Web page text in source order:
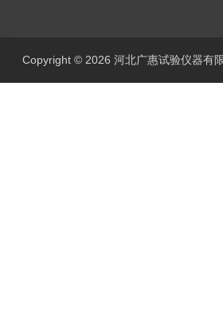
Copyright © 2026 河北广惠试验仪器有